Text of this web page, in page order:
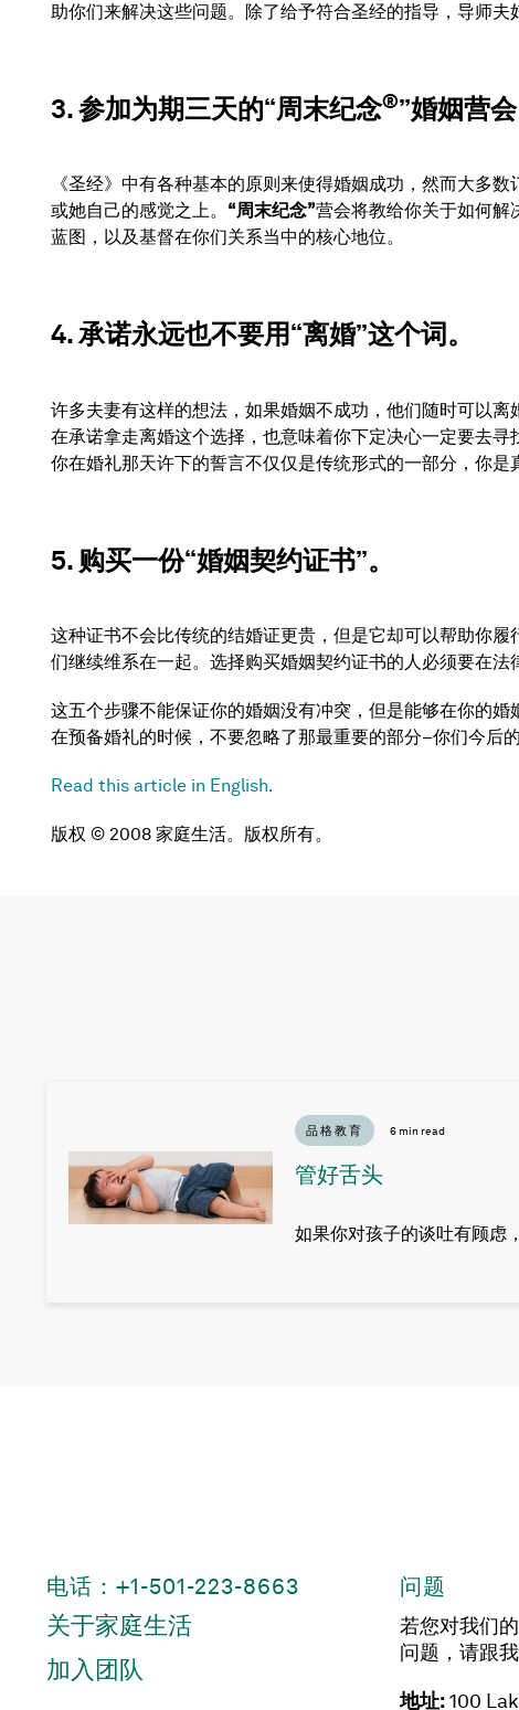
助你们来解决这些问题。除了给予符合圣经的指导，导师
3. 参加为期三天的“周末纪念®”婚姻营会
《圣经》中有各种基本的原则来使得婚姻成功，然而大多
或她自己的感觉之上。 “周末纪念”营会将教给你关于如何解
蓝图，以及基督在你们关系当中的核心地位。
4. 承诺永远也不要用“离婚”这个词。
许多夫妻有这样的想法，如果婚姻不成功，他们随时可以
在承诺拿走离婚这个选择，也意味着你下定决心一定要去
你在婚礼那天许下的誓言不仅仅是传统形式的一部分，你是
5. 购买一份“婚姻契约证书”。
这种证书不会比传统的结婚证更贵，但是它却可以帮助你
们继续维系在一起。选择购买婚姻契约证书的人必须要在
这五个步骤不能保证你的婚姻没有冲突，但是能够在你的
在预备婚礼的时候，不要忽略了那最重要的部分–你们今后的
Read this article in English.
版权 © 2008 家庭生活。版权所有。
品格教育 6 min read
管好舌头
如果你对孩子的谈吐有顾虑
电话：+1-501-223-8663
关于家庭生活
加入团队
问题
若您对我们
问题，请跟
地址:100